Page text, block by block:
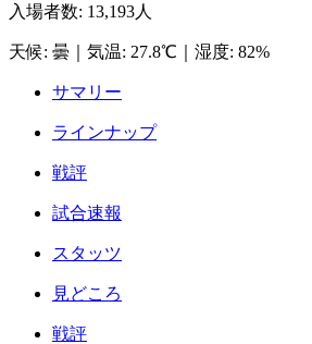
入場者数: 13,193人
天候: 曇 気温: 27.8℃ 湿度: 82%
サマリー
ラインナップ
戦評
試合速報
スタッツ
見どころ
戦評